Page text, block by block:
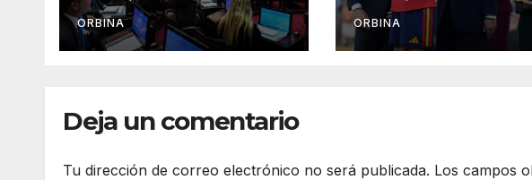
ORBINA
capitalismo
norteamericano
ORBINA
Deja un comentario
Tu dirección de correo electrónico no será publicada. Los campos